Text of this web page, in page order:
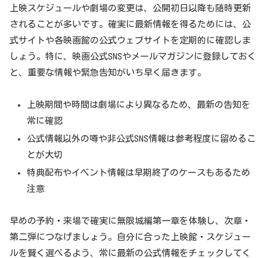
上映スケジュールや劇場の変更は、公開初日以降も随時更新
されることが多いです。確実に最新情報を得るためには、公
式サイトや各映画館の公式ウェブサイトを定期的に確認しま
しょう。特に、映画公式SNSやメールマガジンに登録しておく
と、重要な情報や緊急告知がいち早く届きます。
上映期間や時間は劇場により異なるため、最新の告知を
常に確認
公式情報以外の噂や非公式SNS情報は参考程度に留めるこ
とが大切
特典配布やイベント情報は早期終了のケースもあるため
注意
早めの予約・来場で確実に無限城編第一章を体験し、次章・
第二弾につなげましょう。自分に合った上映館・スケジュー
ルを賢く選べるよう、常に最新の公式情報をチェックしてく